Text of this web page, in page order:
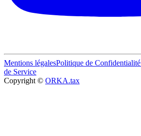
Mentions légalesPolitique de Confidentialité
de Service
Copyright © ORKA.tax